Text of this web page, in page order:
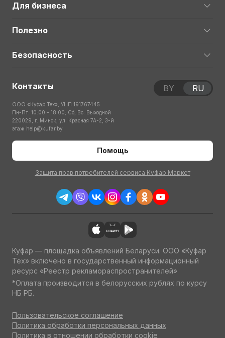
Для бизнеса
Полезно
Безопасность
Контакты
ООО «Куфар Тех», УНП 191767445
Пн-Пт: 10:00 – 18:00; Сб, Вс: Выходной
220029, г. Минск, ул. Красная 7А-2, 3-й
этаж help@kufar.by
Помощь
Защита прав потребителей сервиса Куфар Маркет
BY RU
Куфар — площадка объявлений Беларуси. ООО «Куфар
Тех» включено в государственный информационный
ресурс «Реестр рекламораспространителей»
*Оплата производится в белорусских рублях по курсу
НБ РБ.
Пользовательское соглашение
Политика обработки персональных данных
Политика в отношении обработки cookie